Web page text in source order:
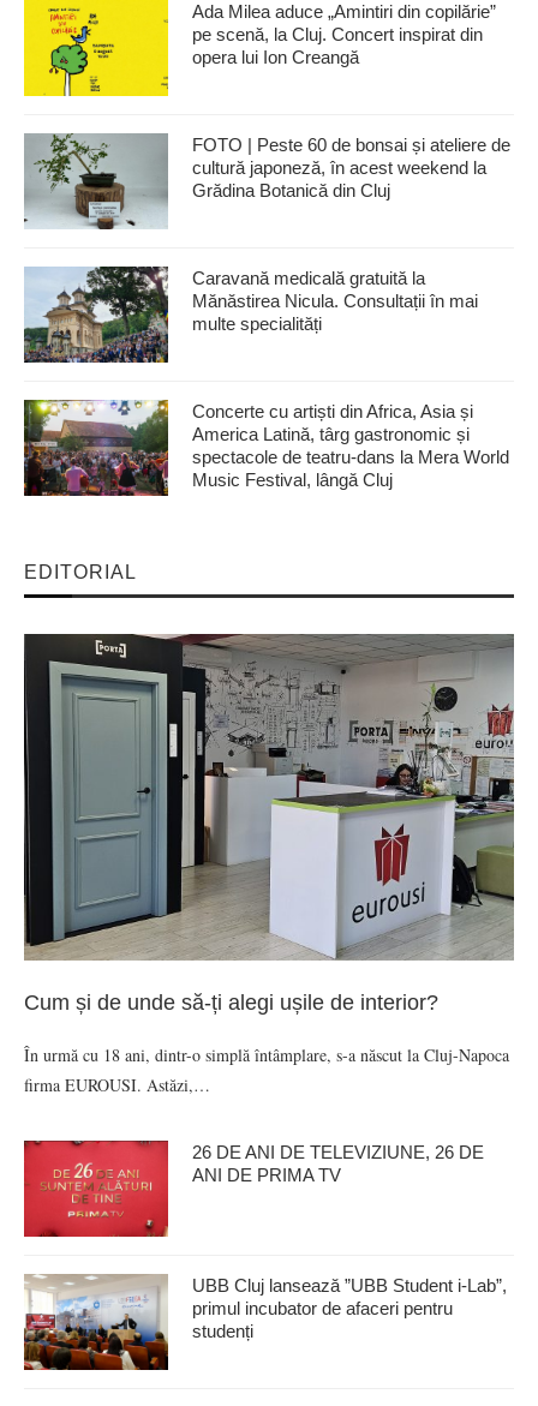
Ada Milea aduce „Amintiri din copilărie”
pe scenă, la Cluj. Concert inspirat din
opera lui Ion Creangă
FOTO | Peste 60 de bonsai și ateliere de
cultură japoneză, în acest weekend la
Grădina Botanică din Cluj
Caravană medicală gratuită la
Mănăstirea Nicula. Consultații în mai
multe specialități
Concerte cu artiști din Africa, Asia și
America Latină, târg gastronomic și
spectacole de teatru-dans la Mera World
Music Festival, lângă Cluj
EDITORIAL
Cum și de unde să-ți alegi ușile de interior?
În urmă cu 18 ani, dintr-o simplă întâmplare, s-a născut la Cluj-Napoca
firma EUROUSI. Astăzi,…
26 DE ANI DE TELEVIZIUNE, 26 DE
ANI DE PRIMA TV
UBB Cluj lansează ”UBB Student i-Lab”,
primul incubator de afaceri pentru
studenți